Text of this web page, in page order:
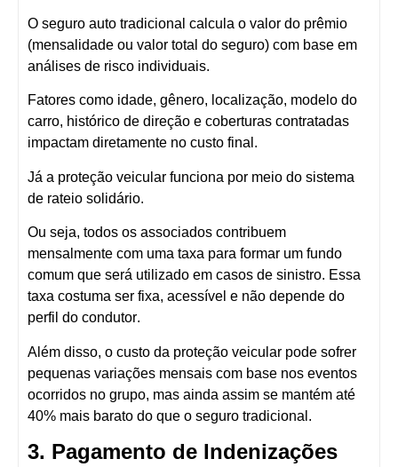
O seguro auto tradicional calcula o valor do prêmio
(mensalidade ou valor total do seguro) com base em
análises de risco individuais.
Fatores como idade, gênero, localização, modelo do
carro, histórico de direção e coberturas contratadas
impactam diretamente no custo final.
Já a proteção veicular funciona por meio do sistema
de rateio solidário.
Ou seja, todos os associados contribuem
mensalmente com uma taxa para formar um fundo
comum que será utilizado em casos de sinistro. Essa
taxa costuma ser fixa, acessível e não depende do
perfil do condutor.
Além disso, o custo da proteção veicular pode sofrer
pequenas variações mensais com base nos eventos
ocorridos no grupo, mas ainda assim se mantém até
40% mais barato do que o seguro tradicional .
3. Pagamento de Indenizações